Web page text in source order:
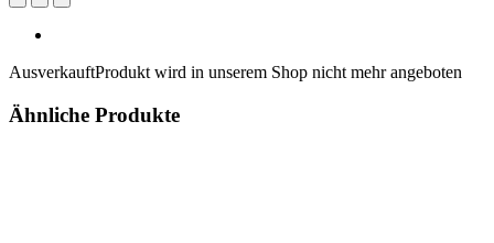
AusverkauftProdukt wird in unserem Shop nicht mehr angeboten
Ähnliche Produkte